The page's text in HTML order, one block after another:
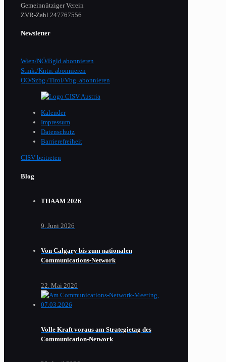
Gemeinnütziger Verein
​ZVR-Zahl 247767556
Newsletter
Wien/NÖ/Bgld abonnieren
Stmk./Kntn. abonnieren
OÖ/Szbg./Tirol/Vbg. abonnieren
Kalender
Impressum
Datenschutz
Barrierefreiheit
CISV beitreten
Blog
THAAM 2026
9. Juni 2026
Von Calgary bis zum nationalen
Communications-Network
22. Mai 2026
Volle Kraft voraus am Strategietag des
Communication-Network